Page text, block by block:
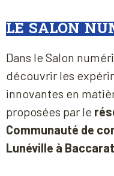
LE SALON
Dans le Salon
découvrir les
innovantes en
proposées par le
Communauté de
Lunéville à